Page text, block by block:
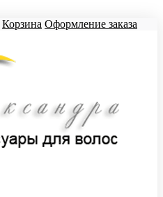
Корзина Оформление заказа